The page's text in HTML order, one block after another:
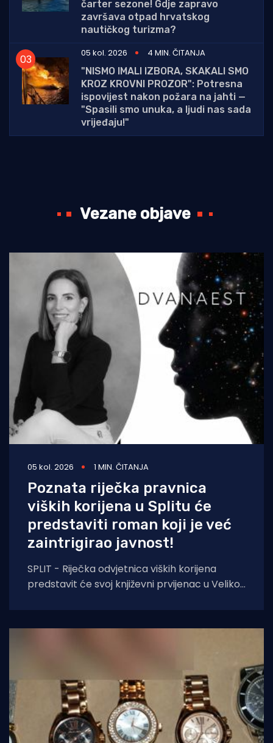
čarter sezone! Gdje zapravo
završava otpad hrvatskog
nautičkog turizma?
05 kol. 2026
4 MIN. ČITANJA
"NISMO IMALI IZBORA, SKAKALI SMO
KROZ KROVNI PROZOR": Potresna
ispovijest nakon požara na jahti —
"Spasili smo unuka, a ljudi nas sada
vrijeđaju!"
Vezane objave
05 kol. 2026 1 MIN. ČITANJA
Poznata riječka pravnica
viških korijena u Splitu će
predstaviti roman koji je već
zaintrigirao javnost!
SPLIT - Riječka odvjetnica viških korijena
predstavit će svoj književni prvijenac u Velikoj